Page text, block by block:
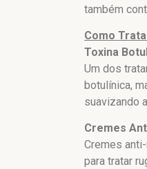
também
Como
Toxina
Um dos
botulínica,
suavizando
Cremes
Cremes
para tratar